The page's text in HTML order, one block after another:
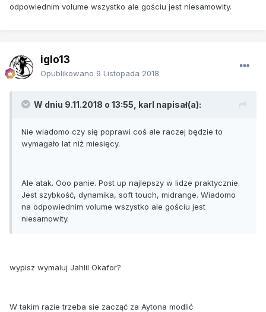
odpowiednim volume wszystko ale gościu jest niesamowity.
iglo13
Opublikowano 9 Listopada 2018
W dniu 9.11.2018 o 13:55, karl napisał(a):
Nie wiadomo czy się poprawi coś ale raczej będzie to
wymagało lat niż miesięcy.
Ale atak. Ooo panie. Post up najlepszy w lidze praktycznie.
Jest szybkość, dynamika, soft touch, midrange. Wiadomo
na odpowiednim volume wszystko ale gościu jest
niesamowity.
wypisz wymaluj Jahlil Okafor?
W takim razie trzeba sie zacząć za Aytona modlić